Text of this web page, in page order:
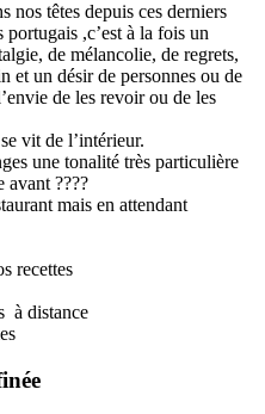
nos têtes depuis ces derniers
,c’est à la fois un
de mélancolie, de regrets,
et un désir de personnes ou de
de les revoir ou de les
vit de l’intérieur.
une tonalité très particulière
avant ????
mais en attendant
recettes
à distance